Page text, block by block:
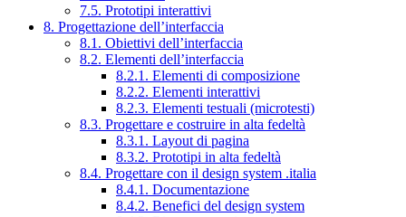
7.5. Prototipi interattivi
8. Progettazione dell’interfaccia
8.1. Obiettivi dell’interfaccia
8.2. Elementi dell’interfaccia
8.2.1. Elementi di composizione
8.2.2. Elementi interattivi
8.2.3. Elementi testuali (microtesti)
8.3. Progettare e costruire in alta fedeltà
8.3.1. Layout di pagina
8.3.2. Prototipi in alta fedeltà
8.4. Progettare con il design system .italia
8.4.1. Documentazione
8.4.2. Benefici del design system